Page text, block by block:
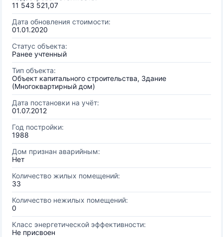
11 543 521,07
Дата обновления стоимости:
01.01.2020
Статус объекта:
Ранее учтенный
Тип объекта:
Объект капитального строительства, Здание
(Многоквартирный дом)
Дата постановки на учёт:
01.07.2012
Год постройки:
1988
Дом признан аварийным:
Нет
Количество жилых помещений:
33
Количество нежилых помещений:
0
Класс энергетической эффективности:
Не присвоен